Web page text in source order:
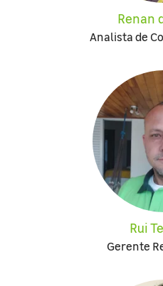
Renan
Analista de
Rui
Gerente